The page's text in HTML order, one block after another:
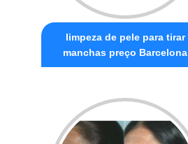
limpeza de pele para tirar
manchas preço Barcelona